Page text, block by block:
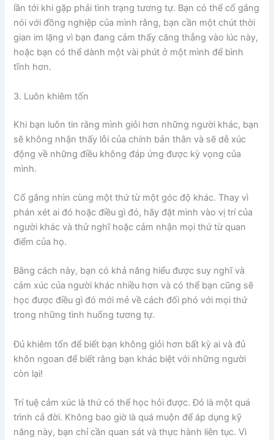
lần tới khi gặp phải tình trạng tương tự. Bạn có thể cố gắng
nói với đồng nghiệp của mình rằng, bạn cần một chút thời
gian im lặng vì bạn đang cảm thấy căng thẳng vào lúc này,
hoặc bạn có thể dành một vài phút ở một mình để bình
tĩnh hơn.
3. Luôn khiêm tốn
Khi bạn luôn tin rằng mình giỏi hơn những người khác, bạn
sẽ không nhận thấy lỗi của chính bản thân và sẽ dễ xúc
động về những điều không đáp ứng được kỳ vọng của
mình.
Cố gắng nhìn cùng một thứ từ một góc độ khác. Thay vì
phán xét ai đó hoặc điều gì đó, hãy đặt mình vào vị trí của
người khác và thử nghĩ hoặc cảm nhận mọi thứ từ quan
điểm của họ.
Bằng cách này, bạn có khả năng hiểu được suy nghĩ và
cảm xúc của người khác nhiều hơn và có thể bạn cũng sẽ
học được điều gì đó mới mẻ về cách đối phó với mọi thứ
trong những tình huống tương tự.
Đủ khiêm tốn để biết bạn không giỏi hơn bất kỳ ai và đủ
khôn ngoan để biết rằng bạn khác biệt với những người
còn lại!
Trí tuệ cảm xúc là thứ có thể học hỏi được. Đó là một quá
trình cả đời. Không bao giờ là quá muộn để áp dụng kỹ
năng này, bạn chỉ cần quan sát và thực hành liên tục. Vì